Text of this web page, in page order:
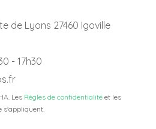
de Lyons 27460 Igoville
- 17h30
Les Règles de confidentialité et les
s'appliquent.